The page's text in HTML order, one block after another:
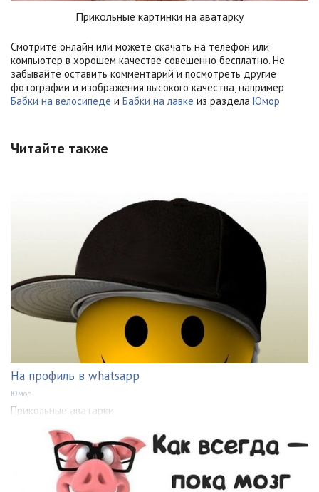
Прикольные картинки на аватарку
Смотрите онлайн или можете скачать на телефон или
компьютер в хорошем качестве совешенно бесплатно. Не
забывайте оставить комментарий и посмотреть другие
фотографии и изображения высокого качества, например
Бабки на велосипеде и Бабки на лавке из раздела Юмор
Читайте также
На профиль в whatsapp
Юмор
Прикольные аватарки